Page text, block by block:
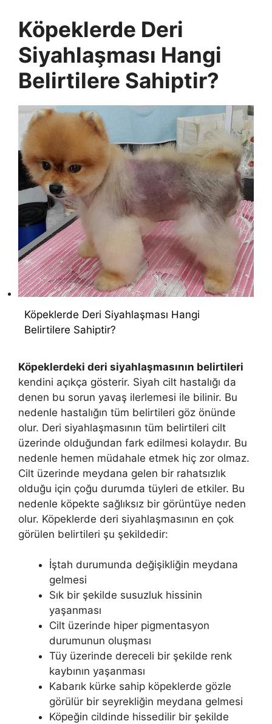
Köpeklerde Deri
Siyahlaşması Hangi
Belirtilere Sahiptir?
Köpeklerde Deri Siyahlaşması Hangi
Belirtilere Sahiptir?
Köpeklerdeki deri siyahlaşmasının belirtileri
kendini açıkça gösterir. Siyah cilt hastalığı da
denen bu sorun yavaş ilerlemesi ile bilinir. Bu
nedenle hastalığın tüm belirtileri göz önünde
olur. Deri siyahlaşmasının tüm belirtileri cilt
üzerinde olduğundan fark edilmesi kolaydır. Bu
nedenle hemen müdahale etmek hiç zor olmaz.
Cilt üzerinde meydana gelen bir rahatsızlık
olduğu için çoğu durumda tüyleri de etkiler. Bu
nedenle köpekte sağlıksız bir görüntüye neden
olur. Köpeklerde deri siyahlaşmasının en çok
görülen belirtileri şu şekildedir:
İştah durumunda değişikliğin meydana
gelmesi
Sık bir şekilde susuzluk hissinin
yaşanması
Cilt üzerinde hiper pigmentasyon
durumunun oluşması
Tüy üzerinde dereceli bir şekilde renk
kaybının yaşanması
Kabarık kürke sahip köpeklerde gözle
görülür bir seyrekliğin meydana gelmesi
Köpeğin cildinde hissedilir bir şekilde